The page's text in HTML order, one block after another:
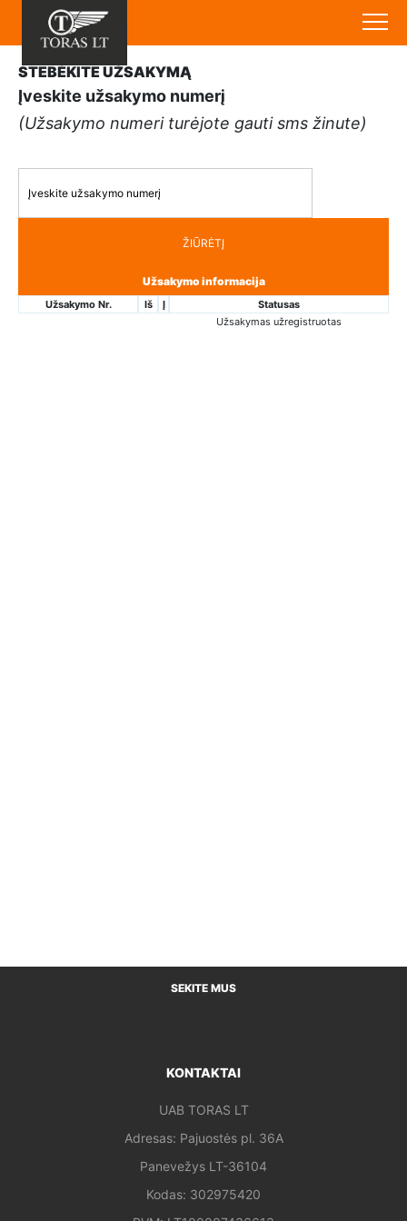
STEBĖKITE UŽSAKYMĄ
Įveskite užsakymo numerį
(Užsakymo numeri turėjote gauti sms žinute)
ŽIŪRĖTĮ
Užsakymo informacija
Užsakymo Nr. Iš Į
Statusas
Užsakymas užregistruotas
SEKITE MUS
KONTAKTAI
UAB TORAS LT
Adresas: Pajuostės pl. 36A
Panevežys LT-36104
Kodas: 302975420